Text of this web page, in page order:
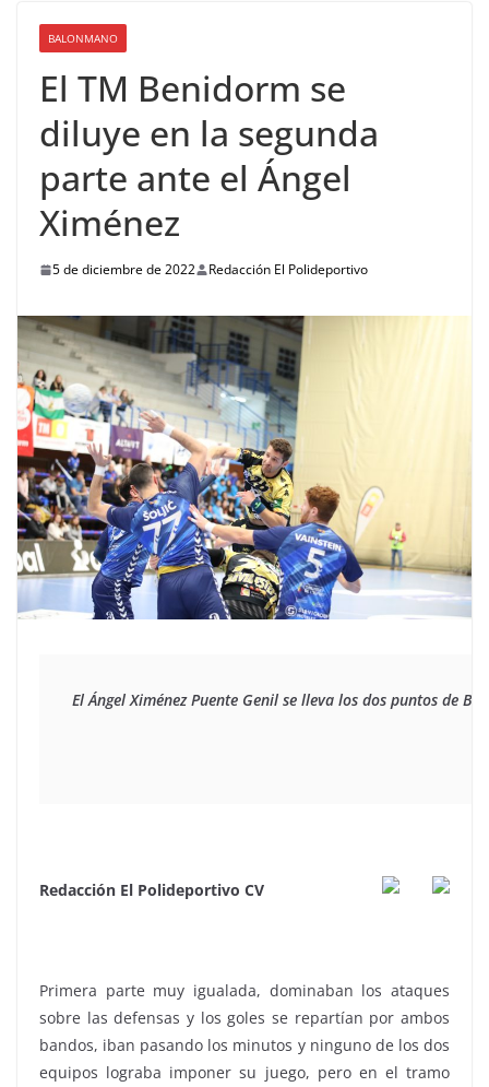
BALONMANO
El TM Benidorm se
diluye en la segunda
parte ante el Ángel
Ximénez
5 de diciembre de 2022 Redacción El Polideportivo
El Ángel Ximénez Puente Genil se lleva los dos puntos de
Redacción El Polideportivo CV
Primera parte muy igualada, dominaban los ataques
sobre las defensas y los goles se repartían por ambos
bandos, iban pasando los minutos y ninguno de los dos
equipos lograba imponer su juego, pero en el tramo